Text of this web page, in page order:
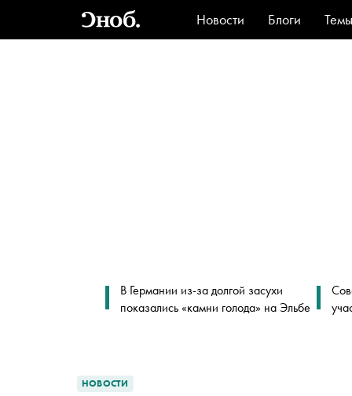
Новости Блоги Темы
Стиль
В Германии из-за долгой засухи
показались «камни голода» на Эльбе
НОВОСТИ